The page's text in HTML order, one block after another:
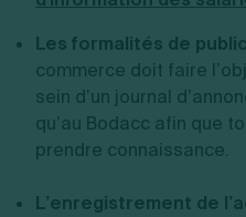
Les formalités de
commerce doit faire
sein d’un journal
qu’au Bodacc afin que
prendre connaissance.
L’enregistrement de